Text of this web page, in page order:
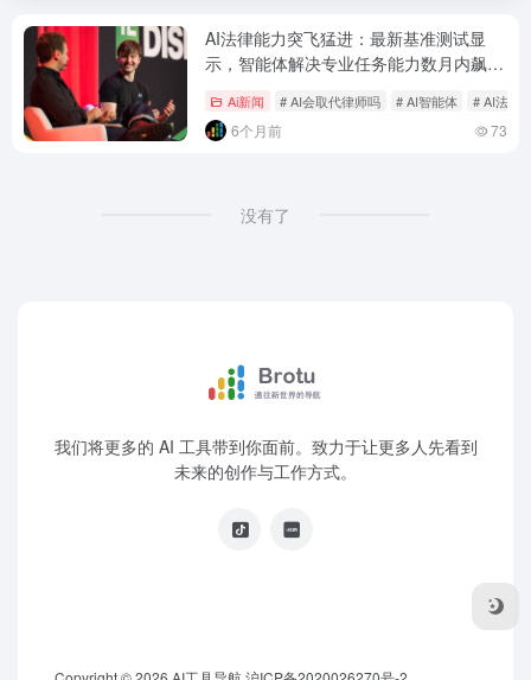
AI法律能力突飞猛进：最新基准测试显
示，智能体解决专业任务能力数月内飙升
Ai新闻 # AI会取代律师吗 # AI智能体 # AI法律
6个月前 73
没有了
我们将更多的 AI 工具带到你面前。致力于让更多人先看到
未来的创作与工作方式。